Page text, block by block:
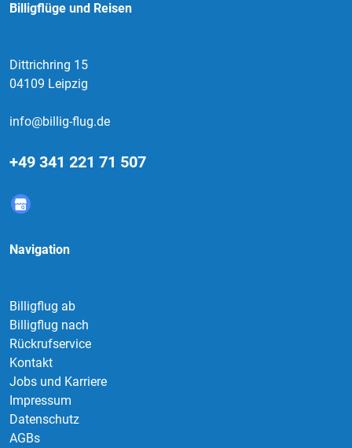
Billigflüge und Reisen
Dittrichring 15
04109 Leipzig
info@billig-flug.de
+49 341 221 71 507
Navigation
Billigflug ab
Billigflug nach
Rückrufservice
Kontakt
Jobs und Karriere
Impressum
Datenschutz
AGBs